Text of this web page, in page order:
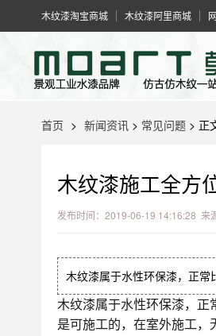
木纹漆淘宝商城 木纹漆阿里商城
首页 > 新闻资讯 > 常见问题 > 正
木纹漆施工全方
发布时间：2019-06-19 14:16:28 来
木纹漆属于水性环保漆，正常
木纹漆属于水性环保漆，正
是可施工的，在室外施工，